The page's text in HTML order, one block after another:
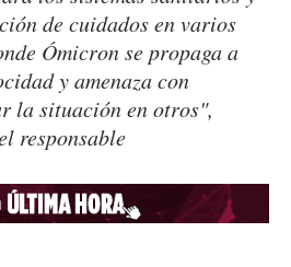
de cuidados en varios
Ómicron se propaga a
y amenaza con
la situación en otros",
responsable